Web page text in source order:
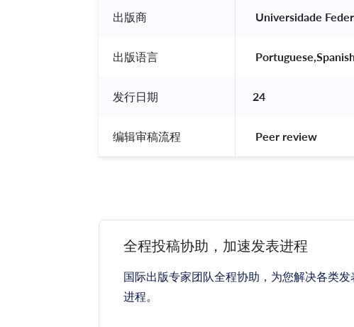
出版商 Universidade
出版语言
发行日期 24
编辑审稿流程 Peer review
全程投稿协助，加速发表进程
国际出版专家团队全程协助，为您解决各类
进程。